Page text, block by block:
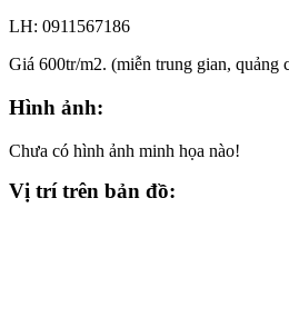
LH: 0911567186
Giá 600tr/m2. (miễn trung gian, quảng
Hình ảnh:
Chưa có hình ảnh minh họa nào!
Vị trí trên bản đồ: